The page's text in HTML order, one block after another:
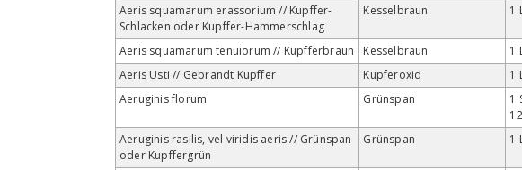
Aeris squamarum erassorium // Kupffer-
Schlacken oder Kupffer-Hammerschlag
Kesselbraun 1
Aeris squamarum tenuiorum // Kupfferbraun Kesselbraun 1
Aeris Usti // Gebrandt Kupffer
Kupferoxid 1
Aeruginis florum
Grünspan
1
Aeruginis rasilis, vel viridis aeris // Grünspan
oder Kupffergrün
Grünspan 1